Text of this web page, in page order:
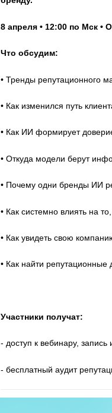
8 апреля • 12:00 по Мск •
Что обсудим:
• Тренды репутационного
• Как изменился путь
• Как ИИ формирует
• Откуда модели берут
• Почему одни бренды ИИ
• Как системно влиять на
• Как увидеть свою
• Как найти репутационные
Участники получат:
- доступ к вебинару,
- бесплатный аудит